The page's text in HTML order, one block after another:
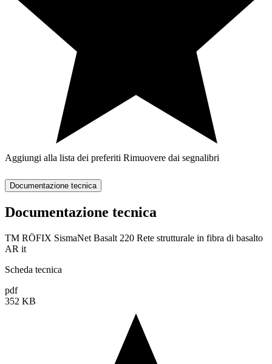
Aggiungi alla lista dei preferiti Rimuovere dai segnalibri
Documentazione tecnica
Documentazione tecnica
TM RÖFIX SismaNet Basalt 220 Rete strutturale in fibra di basalto
AR it
Scheda tecnica
pdf
352 KB